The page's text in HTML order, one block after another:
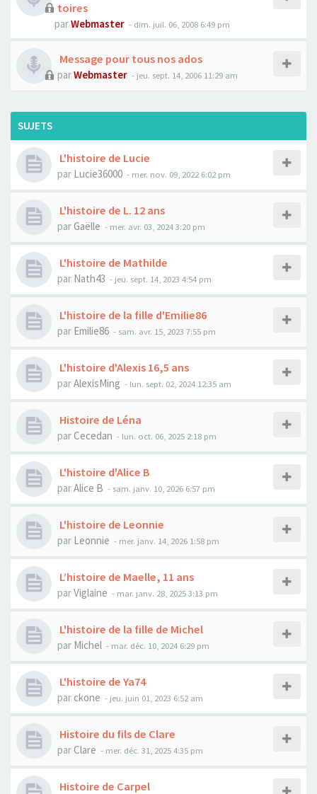
toires
parWebmaster - dim. juil. 06, 2008 6:49 pm
Message pour tous nos ados
parWebmaster - jeu. sept. 14, 2006 11:29 am
SUJETS
L'histoire de Lucie
par Lucie36000 - mer. nov. 09, 2022 6:02 pm
L'histoire de L. 12 ans
par Gaëlle - mer. avr. 03, 2024 3:20 pm
L'histoire de Mathilde
par Nath43 - jeu. sept. 14, 2023 4:54 pm
L'histoire de la fille d'Emilie86
par Emilie86 - sam. avr. 15, 2023 7:55 pm
L'histoire d'Alexis 16,5 ans
parAlexisMing - lun. sept. 02, 2024 12:35 am
Histoire de Léna
par Cecedan - lun. oct. 06, 2025 2:18 pm
L'histoire d'Alice B
parAlice B - sam. janv. 10, 2026 6:57 pm
L'histoire de Leonnie
par Leonnie - mer. janv. 14, 2026 1:58 pm
L’histoire de Maelle, 11 ans
parViglaine - mar. janv. 28, 2025 3:13 pm
L'histoire de la fille de Michel
par Michel - mar. déc. 10, 2024 6:29 pm
L'histoire de Ya74
par ckone - jeu. juin 01, 2023 6:52 am
Histoire du fils de Clare
par Clare - mer. déc. 31, 2025 4:35 pm
Histoire de Carpel